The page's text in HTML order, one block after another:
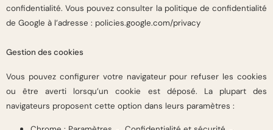
confidentialité. Vous pouvez consulter la politique de confidentialité
de Google à l’adresse : policies.google.com/privacy
Gestion des cookies
Vous pouvez configurer votre navigateur pour refuser les cookies
ou être averti lorsqu’un cookie est déposé. La plupart des
navigateurs proposent cette option dans leurs paramètres :